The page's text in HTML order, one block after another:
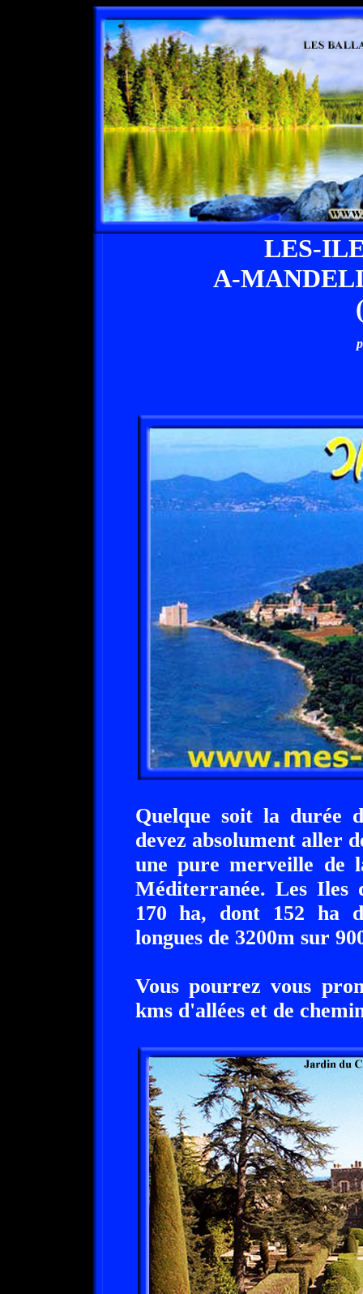
LES-
A-
Quelque soit la durée
devez absolument aller
une pure merveille de
Méditerranée. Les Iles
170 ha, dont 152 ha
longues de 3200m sur
Vous pourrez vous
kms d'allées et de